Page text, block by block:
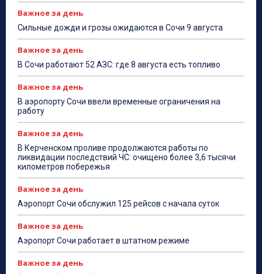
Важное за день
Сильные дожди и грозы ожидаются в Сочи 9 августа
Важное за день
В Сочи работают 52 АЗС: где 8 августа есть топливо
Важное за день
В аэропорту Сочи ввели временные ограничения на
работу
Важное за день
В Керченском проливе продолжаются работы по
ликвидации последствий ЧС: очищено более 3,6 тысячи
километров побережья
Важное за день
Аэропорт Сочи обслужил 125 рейсов с начала суток
Важное за день
Аэропорт Сочи работает в штатном режиме
Важное за день